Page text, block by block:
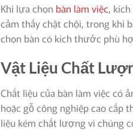
Khi lựa chọn bàn làm việc,
cảm thấy chật chội, trong khi
chọn bàn có kích thước phù
Vật Liệu Chất
Chất liệu của bàn làm việc có
hoặc gỗ công nghiệp cao cấp
liệu kém chất lượng vì chúng